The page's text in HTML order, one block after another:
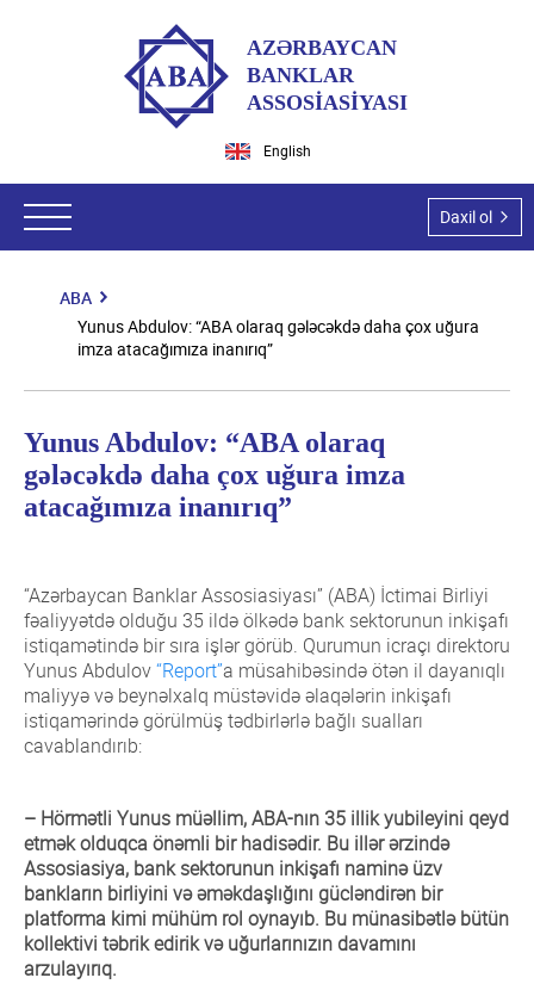
AZƏRBAYCAN
BANKLAR
ASSOSİASİYASI
English
Daxil ol
ABA
Yunus Abdulov: “ABA olaraq gələcəkdə daha çox uğura
imza atacağımıza inanırıq”
Yunus Abdulov: “ABA olaraq
gələcəkdə daha çox uğura imza
atacağımıza inanırıq”
“Azərbaycan Banklar Assosiasiyası” (ABA) İctimai Birliyi
fəaliyyətdə olduğu 35 ildə ölkədə bank sektorunun inkişafı
istiqamətində bir sıra işlər görüb. Qurumun icraçı direktoru
Yunus Abdulov“Report”a müsahibəsində ötən il dayanıqlı
maliyyə və beynəlxalq müstəvidə əlaqələrin inkişafı
istiqamərində görülmüş tədbirlərlə bağlı sualları
cavablandırıb:
– Hörmətli Yunus müəllim, ABA-nın 35 illik yubileyini qeyd
etmək olduqca önəmli bir hadisədir. Bu illər ərzində
Assosiasiya, bank sektorunun inkişafı naminə üzv
bankların birliyini və əməkdaşlığını gücləndirən bir
platforma kimi mühüm rol oynayıb. Bu münasibətlə bütün
kollektivi təbrik edirik və uğurlarınızın davamını
arzulayırıq.
ABA haqqında
Dəyərlərimiz
Üzvlərimiz
Rəyasət Heyəti
Audit Komitəsi
İcra Aparatı
Sxematik təsvir
Azərbaycan Bank və Maliyyə Tədris Mərkəzi
Biləsuvar bağça-lisey-məktəb kompleksi
Banklar və Biznes Qəzeti
Bank Ombudsmanı
Banklar və Biznes Jurnalı
Bank İnformasiya Texnologiyaları Mərkəzi
Alternativ Bankçılıq Şurası
Nizamnamə
Strateji plan
Beynəlxalq əlaqələr
İllik hesabat
Brandbook
Qanunlar
Azərbaycan Respublikası Prezidentinin aktları
Nazirlər Kabinetinin aktları
Metedoloji sənədlər
Valyuta tənzimi
Digər
Ekspert qrupları
Hüquqi məsələlər
Ümumi məlumat
İT və İT təhlükəsizlik
Qrupun üzvləri
Ümumi məlumat
Qrupun üzvləri
Kredit işi
Ümumi məlumat
Qrupun üzvləri
İnsan resursları
Ümumi məlumat
Qrupun üzvləri
Komplayns
Ümumi məlumat
Maliyyə və mühasibatlıq üzrə Ekspert Qrupu
Qrupun üzvləri
Ümumi məlumat
Qrupun üzvləri
Ticarətin və layihələrin maliyyələşdirilməsi
Ümumi məlumat
Qrupun üzvləri
Xəzinədarlıq və İnvestisiyaların İdarə Olunması
Ümumi məlumat
Qrupun üzvləri
Daxili audit
Qrupun üzvləri
Risklərin İdarə Edilməsi
Ümumi məlumat
Maliyyə xidmətləri istehlakçılarının hüquqlarının
Tədbirlər
Sosial-mədəni tədbirlər
Seminarlar
Qalereya
Lotereyalar
Bankların siyahısı
Toplu
Renkinqlər
Makromaliyyə
Bank sektoru üzrə dayanıqlı maliyyələşdirmələrə
Digər hesabatlar
Maliyyə savadlılığı
MS portalı
MS layihəsi
Tədbirlər
Araşdırmalar
Məqalələr
Kitablar
VTP portalı
Media otağı
Xəbərlər
Müsahibələr
Media sorğuları üzrə ekspertlər